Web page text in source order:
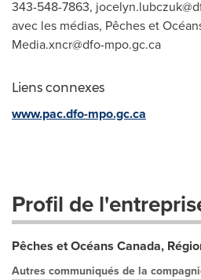
343-548-7863,
avec les médias, Pêches et
Media.xncr@dfo-mpo.gc.ca
Liens connexes
www.pac.dfo-mpo.gc.ca
Profil de
Pêches et Océans Canada,
Autres communiqués de la